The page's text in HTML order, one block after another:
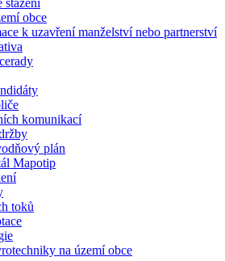
stažení
obce
k uzavření manželství nebo partnerství
komunikací
plán
Mapotip
toků
na území obce